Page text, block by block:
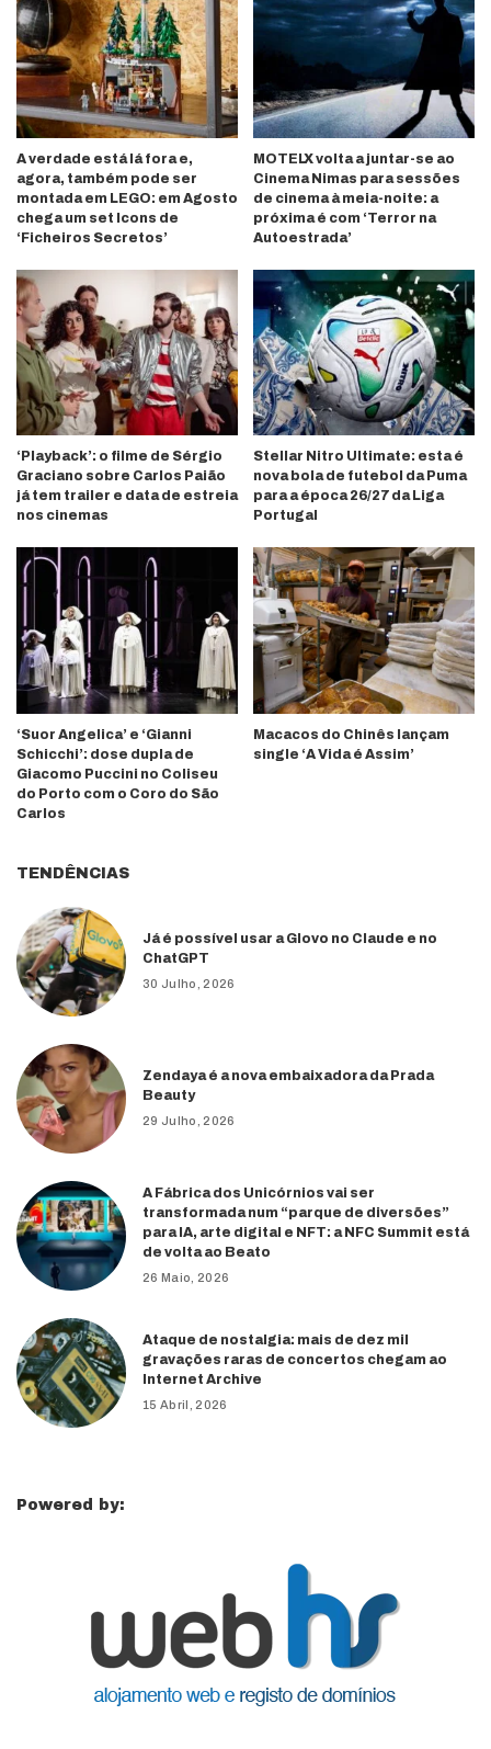
A verdade está lá fora e,
agora, também pode ser
montada em LEGO: em Agosto
chega um set Icons de
‘Ficheiros Secretos’
MOTELX volta a juntar-se ao
Cinema Nimas para sessões
de cinema à meia-noite: a
próxima é com ‘Terror na
Autoestrada’
‘Playback’: o filme de Sérgio
Graciano sobre Carlos Paião
já tem trailer e data de estreia
nos cinemas
Stellar Nitro Ultimate: esta é
nova bola de futebol da Puma
para a época 26/27 da Liga
Portugal
‘Suor Angelica’ e ‘Gianni
Schicchi’: dose dupla de
Giacomo Puccini no Coliseu
do Porto com o Coro do São
Carlos
Macacos do Chinês lançam
single ‘A Vida é Assim’
TENDÊNCIAS
Já é possível usar a Glovo no Claude e no
ChatGPT
30 Julho, 2026
Zendaya é a nova embaixadora da Prada
Beauty
29 Julho, 2026
A Fábrica dos Unicórnios vai ser
transformada num “parque de diversões”
para IA, arte digital e NFT: a NFC Summit está
de volta ao Beato
26 Maio, 2026
Ataque de nostalgia: mais de dez mil
gravações raras de concertos chegam ao
Internet Archive
15 Abril, 2026
Powered by: